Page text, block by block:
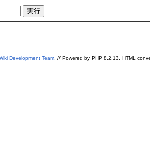
Development Team. // Powered by PHP 8.2.13. HTML